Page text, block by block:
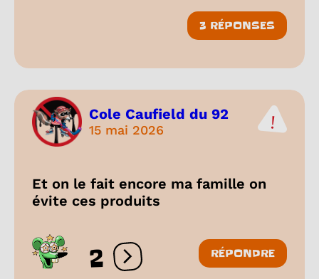
3 RÉPONSES
Cole Caufield du 92
15 mai 2026
Et on le fait encore ma famille on
évite ces produits
2 Ouvrir les réactions
RÉPONDRE